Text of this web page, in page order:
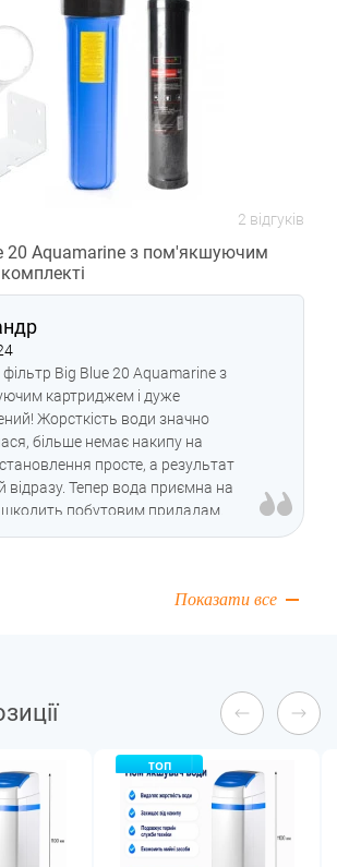
2 відгуків
20 Aquamarine з пом'якшуючим
Big Blue 20 Aquamarine з
картриджем і дуже
Жорсткість води значно
більше немає накипу на
просте, а результат
відразу. Тепер вода приємна на
шкодить побутовим приладам.
Показати все
ТОП